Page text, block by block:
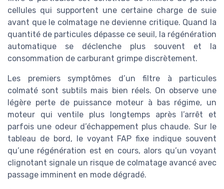
cellules qui supportent une certaine charge de suie
avant que le colmatage ne devienne critique. Quand la
quantité de particules dépasse ce seuil, la régénération
automatique se déclenche plus souvent et la
consommation de carburant grimpe discrètement.
Les premiers symptômes d’un filtre à particules
colmaté sont subtils mais bien réels. On observe une
légère perte de puissance moteur à bas régime, un
moteur qui ventile plus longtemps après l’arrêt et
parfois une odeur d’échappement plus chaude. Sur le
tableau de bord, le voyant FAP fixe indique souvent
qu’une régénération est en cours, alors qu’un voyant
clignotant signale un risque de colmatage avancé avec
passage imminent en mode dégradé.